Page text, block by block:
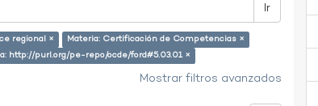
Ir
regional ×
Materia: Certificación de Competencias ×
http://purl.org/pe-repo/ocde/ford#5.03.01 ×
Mostrar filtros avanzados